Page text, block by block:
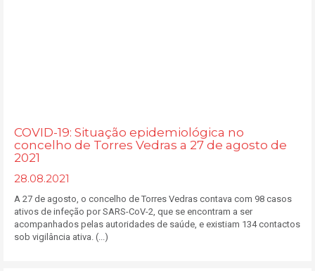
COVID-19: Situação epidemiológica no
concelho de Torres Vedras a 27 de agosto de
2021
28.08.2021
A 27 de agosto, o concelho de Torres Vedras contava com 98 casos
ativos de infeção por SARS-CoV-2, que se encontram a ser
acompanhados pelas autoridades de saúde, e existiam 134 contactos
sob vigilância ativa. (...)